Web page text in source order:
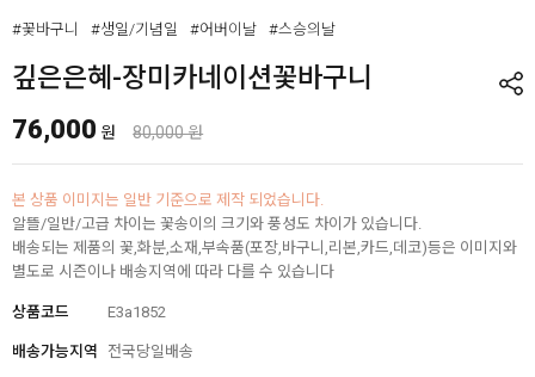
#꽃바구니 #생일/기념일 #어버이날 #스승의날
깊은은혜-장미카네이션꽃바구니
76,000 원 80,000 원
본 상품 이미지는 일반 기준으로 제작 되었습니다.
알뜰/일반/고급 차이는 꽃송이의 크기와 풍성도 차이가 있습니다.
배송되는 제품의 꽃,화분,소재,부속품(포장,바구니,리본,카드,데코)등은 이미지와
별도로 시즌이나 배송지역에 따라 다를 수 있습니다
상품코드 E3a1852
배송가능지역 전국당일배송